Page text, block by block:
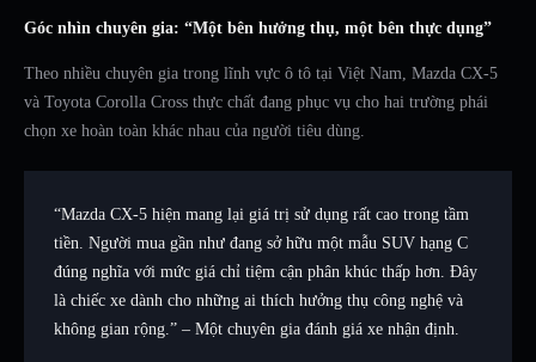
Góc nhìn chuyên gia: “Một bên hưởng thụ, một bên thực dụng”
Theo nhiều chuyên gia trong lĩnh vực ô tô tại Việt Nam, Mazda CX-5
và Toyota Corolla Cross thực chất đang phục vụ cho hai trường phái
chọn xe hoàn toàn khác nhau của người tiêu dùng.
“Mazda CX-5 hiện mang lại giá trị sử dụng rất cao trong tầm
tiền. Người mua gần như đang sở hữu một mẫu SUV hạng C
đúng nghĩa với mức giá chỉ tiệm cận phân khúc thấp hơn. Đây
là chiếc xe dành cho những ai thích hưởng thụ công nghệ và
không gian rộng.” – Một chuyên gia đánh giá xe nhận định.